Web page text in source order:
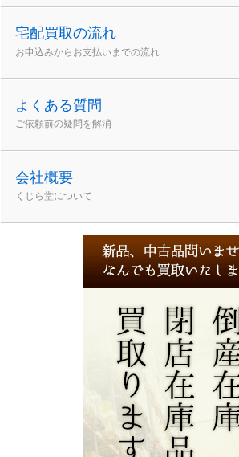
宅配買取の流れ
お申込みからお支払いまでの流れ
よくある質問
ご依頼前の疑問を解消
会社概要
くじら堂について